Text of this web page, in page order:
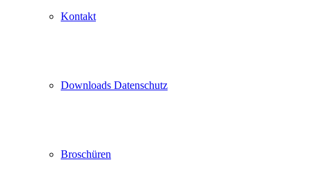
Kontakt
Downloads Datenschutz
Broschüren